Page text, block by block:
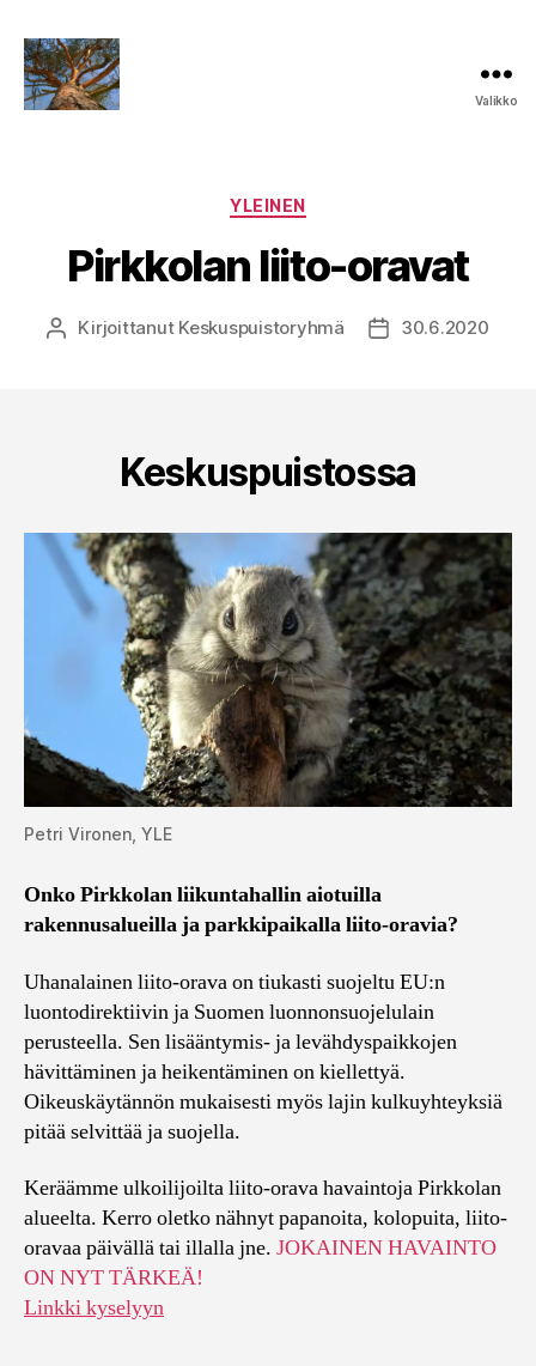
Valikko
Kategoriat
YLEINEN
Pirkkolan liito-oravat
Kirjoittaja
Kirjoittanut Keskuspuistoryhmä 30.6.2020
Keskuspuistossa
Petri Vironen, YLE
Onko Pirkkolan liikuntahallin aiotuilla
rakennusalueilla ja parkkipaikalla liito-oravia?
Uhanalainen liito-orava on tiukasti suojeltu EU:n
luontodirektiivin ja Suomen luonnonsuojelulain
perusteella. Sen lisääntymis- ja levähdyspaikkojen
hävittäminen ja heikentäminen on kiellettyä.
Oikeuskäytännön mukaisesti myös lajin kulkuyhteyksiä
pitää selvittää ja suojella.
Keräämme ulkoilijoilta liito-orava havaintoja Pirkkolan
alueelta. Kerro oletko nähnyt papanoita, kolopuita, liito-
oravaa päivällä tai illalla jne. JOKAINEN HAVAINTO
ON NYT TÄRKEÄ!
Linkki kyselyyn